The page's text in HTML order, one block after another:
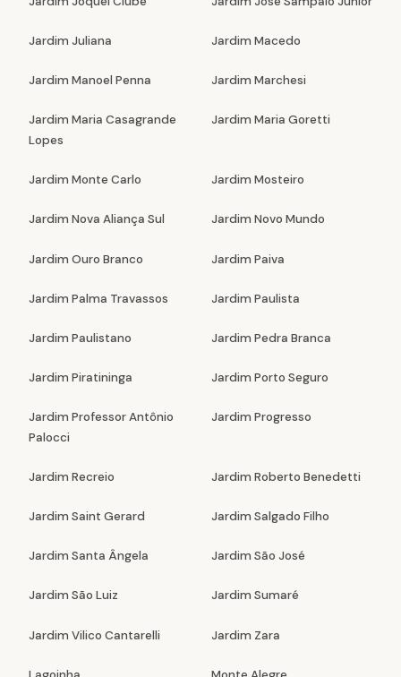
Jardim Juliana Jardim Macedo
Jardim Manoel Penna Jardim Marchesi
Jardim Maria Casagrande
Lopes
Jardim Maria Goretti
Jardim Monte Carlo Jardim Mosteiro
Jardim Nova Aliança Sul Jardim Novo Mundo
Jardim Ouro Branco Jardim Paiva
Jardim Palma Travassos Jardim Paulista
Jardim Paulistano Jardim Pedra Branca
Jardim Piratininga Jardim Porto Seguro
Jardim Professor Antônio
Palocci
Jardim Progresso
Jardim Recreio Jardim Roberto Benedetti
Jardim Saint Gerard Jardim Salgado Filho
Jardim Santa Ângela Jardim São José
Jardim São Luiz Jardim Sumaré
Jardim Vilico Cantarelli Jardim Zara